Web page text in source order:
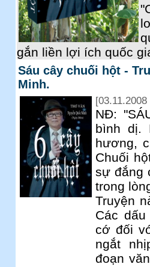
gắn liền lợi ích quốc
Sáu cây chuối hột -
Minh.
NĐ:
bình dị.
hương,
Chuối
sự đắng
trong
Truyện
Các
cớ đối
ngắt
đoạn